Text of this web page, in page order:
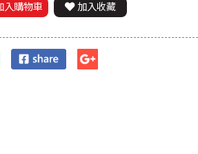
入購物車 加入收藏